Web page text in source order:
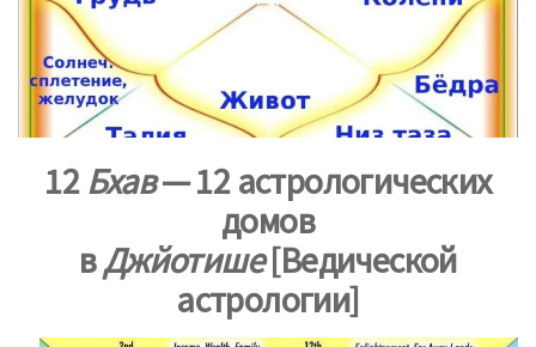
12Бхав— 12 астрологических
домов
вДжйотише[Ведической
астрологии]